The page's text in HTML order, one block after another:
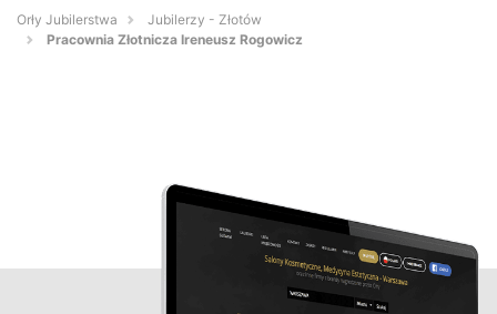
Orły Jubilerstwa
Jubilerzy - Złotów
Pracownia Złotnicza Ireneusz Rogowicz